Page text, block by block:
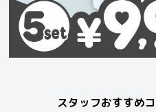
スタッフおすすめ